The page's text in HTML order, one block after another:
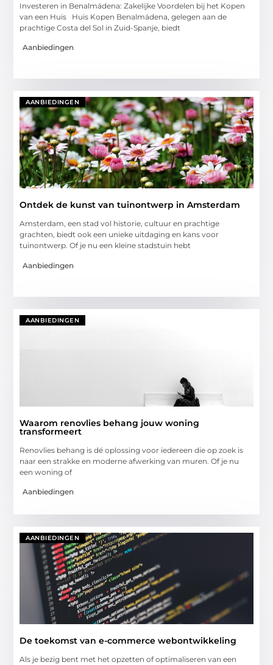
Investeren in Benalmádena: Zakelijke Voordelen bij het Kopen
van een Huis Huis Kopen Benalmádena, gelegen aan de
prachtige Costa del Sol in Zuid-Spanje, biedt
Aanbiedingen
AANBIEDINGEN
Ontdek de kunst van tuinontwerp in Amsterdam
Amsterdam, een stad vol historie, cultuur en prachtige
grachten, biedt ook een unieke uitdaging en kans voor
tuinontwerp. Of je nu een kleine stadstuin hebt
Aanbiedingen
AANBIEDINGEN
Waarom renovlies behang jouw woning
transformeert
Renovlies behang is dé oplossing voor iedereen die op zoek is
naar een strakke en moderne afwerking van muren. Of je nu
een woning of
Aanbiedingen
AANBIEDINGEN
De toekomst van e-commerce webontwikkeling
Als je bezig bent met het opzetten of optimaliseren van een